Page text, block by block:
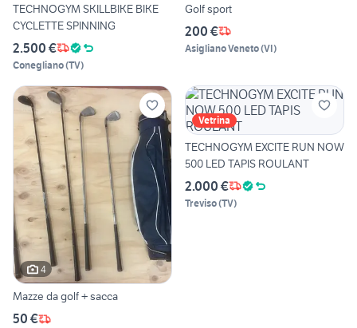
TECHNOGYM SKILLBIKE BIKE
CYCLETTE SPINNING
2.500 €
Conegliano(TV)
Golf sport
200 €
Asigliano Veneto(VI)
4
Mazze da golf + sacca
50 €
Vetrina
TECHNOGYM EXCITE RUN NOW
500 LED TAPIS ROULANT
2.000 €
Treviso(TV)